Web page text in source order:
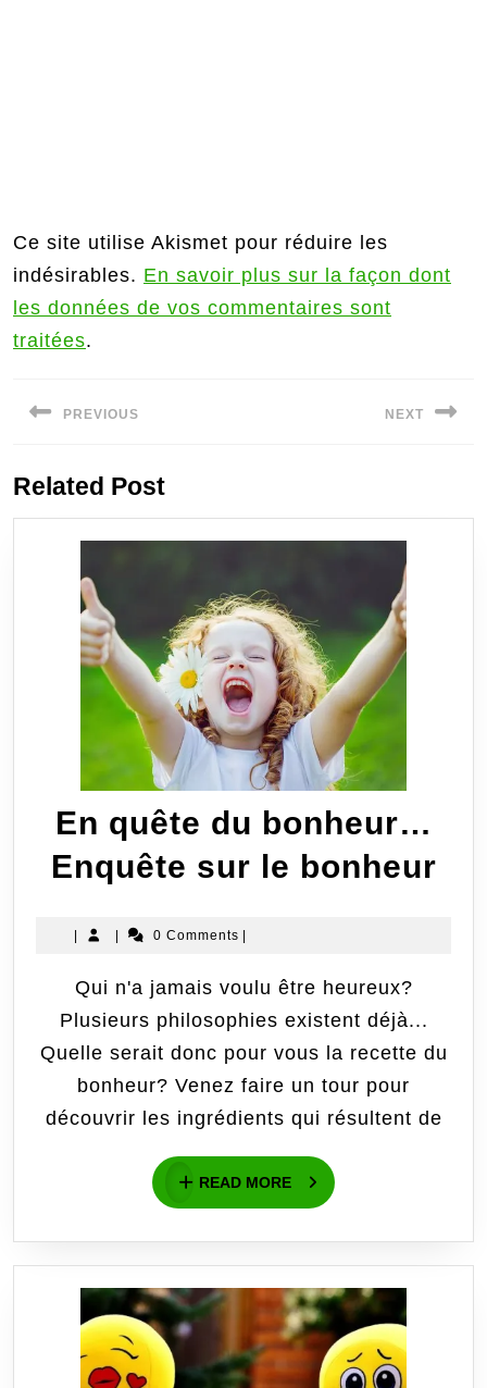
Ce site utilise Akismet pour réduire les
indésirables. En savoir plus sur la façon dont
les données de vos commentaires sont
traitées.
l’article
PREVIOUS
post:
NEXT
Related Post
En quête du bonheur…
Enquête sur le bonheurEn
le
| | 0 Comments |
Qui n'a jamais voulu être heureux?
Plusieurs philosophies existent déjà...
Quelle serait donc pour vous la recette du
bonheur? Venez faire un tour pour
découvrir les ingrédients qui résultent de
READ MORE
READ
MORE